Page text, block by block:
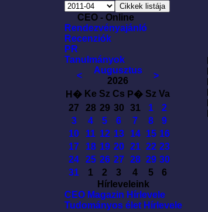
CEO - Online
Rendezvényajánló
Recenziók
PR
Tanulmányok
<
Augusztus
2026
>
H� Ke Sz Cs P� Sz Va
27
28 29 30 31 1
2
3
4 5 6 7 8
9
10
11 12 13 14 15 16
17
18 19 20 21 22 23
24
25 26 27 28 29 30
31
1 2 3 4 5
6
Hírleveleink
CEO Magazin Hírlevele
Tudományos élet Hírlevele